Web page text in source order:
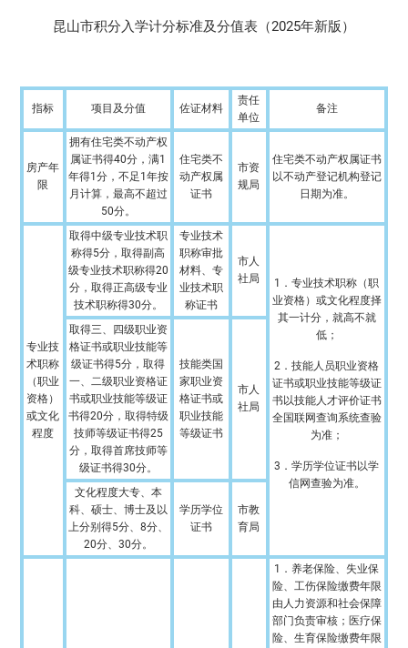
昆山市积分入学计分标准及分值表（2025年新版）
指标 项目及分值 佐证材料
责任
单位
备注
房产年
限
拥有住宅类不动产权
属证书得40分，满1
年得1分，不足1年按
月计算，最高不超过
50分。
住宅类不
动产权属
证书
市资
规局
住宅类不动产权属证书
以不动产登记机构登记
日期为准。
专业技
术职称
（职业
资格）
或文化
程度
取得中级专业技术职
称得5分，取得副高
级专业技术职称得20
分，取得正高级专业
技术职称得30分。
专业技术
职称审批
材料、专
业技术职
称证书
市人
社局
1．专业技术职称（职
业资格）或文化程度择
其一计分，就高不就
低；
2．技能人员职业资格
证书或职业技能等级证
书以技能人才评价证书
全国联网查询系统查验
为准；
3．学历学位证书以学
信网查验为准。
取得三、四级职业资
格证书或职业技能等
级证书得5分，取得
一、二级职业资格证
书或职业技能等级证
书得20分，取得特级
技师等级证书得25
分，取得首席技师等
级证书得30分。
技能类国
家职业资
格证书或
职业技能
等级证书
市人
社局
文化程度大专、本
科、硕士、博士及以
上分别得5分、8分、
20分、30分。
学历学位
证书
市教
育局
1．养老保险、失业保
险、工伤保险缴费年限
由人力资源和社会保障
部门负责审核；医疗保
险、生育保险缴费年限